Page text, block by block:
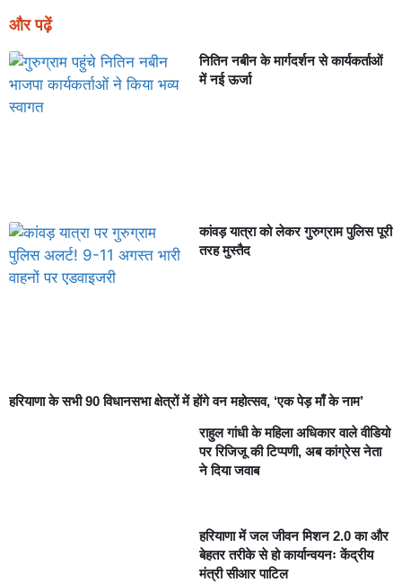
और पढ़ें
नितिन नबीन के मार्गदर्शन से कार्यकर्ताओं
में नई ऊर्जा
कांवड़ यात्रा को लेकर गुरुग्राम पुलिस पूरी
तरह मुस्तैद
हरियाणा के सभी 90 विधानसभा क्षेत्रों में होंगे वन महोत्सव, ‘एक पेड़ माँ के नाम’
राहुल गांधी के महिला अधिकार वाले वीडियो
पर रिजिजू की टिप्पणी, अब कांग्रेस नेता
ने दिया जवाब
हरियाणा में जल जीवन मिशन 2.0 का और
बेहतर तरीके से हो कार्यान्वयनः केंद्रीय
मंत्री सीआर पाटिल